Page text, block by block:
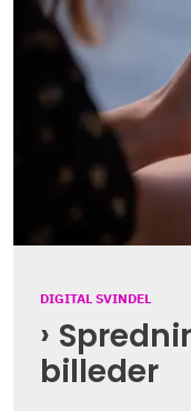
DIGITAL SVINDEL
billeder